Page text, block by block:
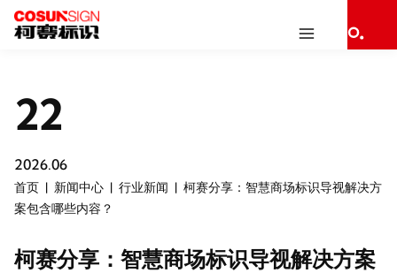
首页 新闻中心 行业新闻
柯赛分享：智慧商场标识导视解决方
案包含哪些内容？
柯赛分享：智慧商场标识导视解决方案
22
2026.06